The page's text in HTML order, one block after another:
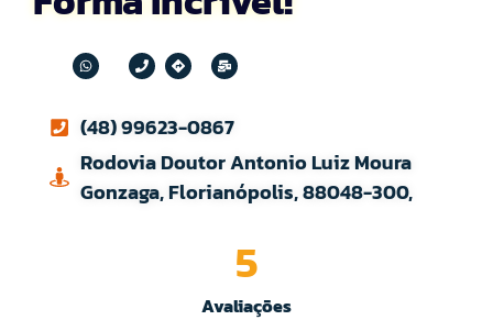
(48) 99623-0867
Rodovia Doutor Antonio Luiz Moura
Gonzaga, Florianópolis, 88048-300,
Avaliações
5